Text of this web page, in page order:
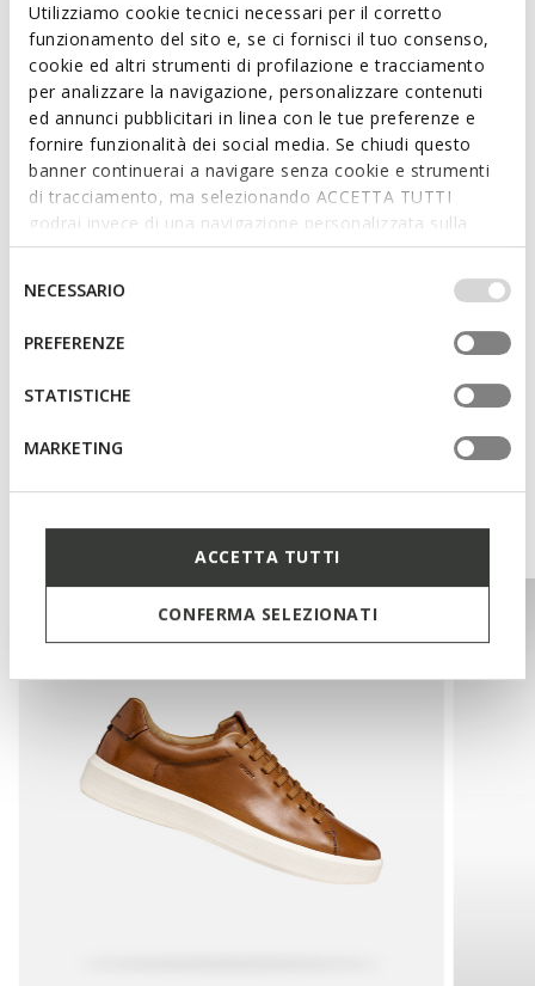
Utilizziamo cookie tecnici necessari per il corretto
funzionamento del sito e, se ci fornisci il tuo consenso,
cookie ed altri strumenti di profilazione e tracciamento
per analizzare la navigazione, personalizzare contenuti
ed annunci pubblicitari in linea con le tue preferenze e
fornire funzionalità dei social media. Se chiudi questo
banner continuerai a navigare senza cookie e strumenti
di tracciamento, ma selezionando ACCETTA TUTTI
godrai invece di una navigazione personalizzata sulla
base dei tuoi gusti ed interessi. Selezionando
IMPOSTAZIONI potrai anche scegliere quali cookies ed
altri strumenti di tracciamento autorizzare. Per maggiori
informazioni o per modificare in qualsiasi momento le
tue impostazioni, visita la nostra
consenso
NECESSARIO
PREFERENZE
STATISTICHE
MARKETING
ACCETTA TUTTI
CONFERMA SELEZIONATI
Features
By purchasing this product, you are
supporting Leather Working Group certified
tanneries
Lace fastening; Removable insole
Materials
Technologies
You may also like